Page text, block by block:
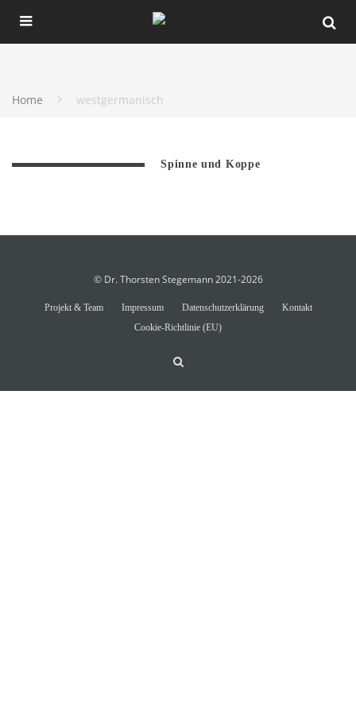
Home westgermanisch
Spinne und Koppe
© Dr. Thorsten Stegemann 2021-2026
Projekt & Team Impressum Datenschutzerklärung
Kontakt
Cookie-Richtlinie (EU)